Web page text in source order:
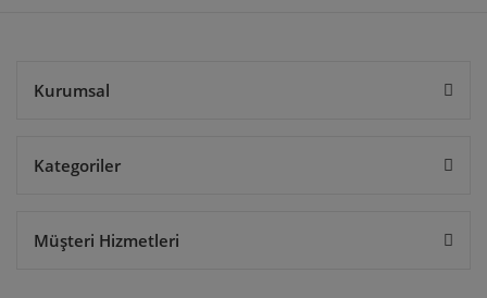
Kurumsal
Kategoriler
Müşteri Hizmetleri